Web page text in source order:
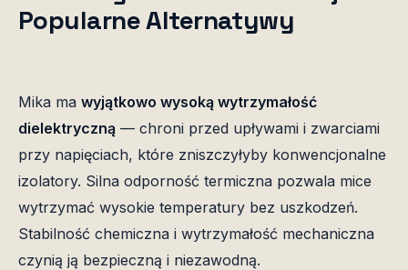
Popularne Alternatywy
Mika ma wyjątkowo wysoką wytrzymałość
dielektryczną — chroni przed upływami i zwarciami
przy napięciach, które zniszczyłyby konwencjonalne
izolatory. Silna odporność termiczna pozwala mice
wytrzymać wysokie temperatury bez uszkodzeń.
Stabilność chemiczna i wytrzymałość mechaniczna
czynią ją bezpieczną i niezawodną.